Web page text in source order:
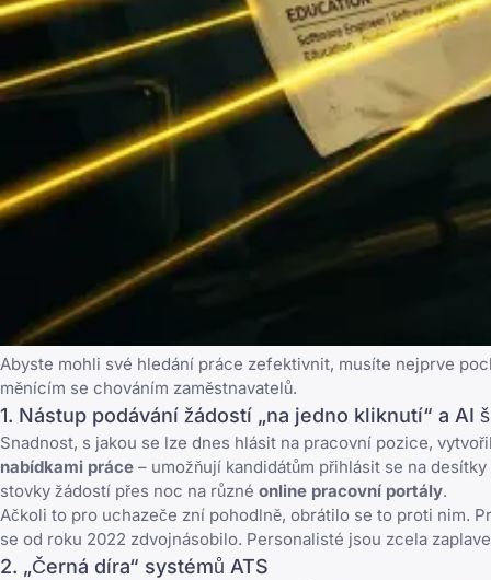
Abyste mohli své hledání práce zefektivnit, musíte nejprve
měnícím se chováním zaměstnavatelů.
1. Nástup podávání žádostí „na jedno kliknutí“ a AI
Snadnost, s jakou se lze dnes hlásit na pracovní pozice,
nabídkami práce – umožňují kandidátům přihlásit se na
stovky žádostí přes noc na různé online pracovní portály.
Ačkoli to pro uchazeče zní pohodlně, obrátilo se to proti nim.
se od roku 2022 zdvojnásobilo. Personalisté jsou zcela
2. „Černá díra“ systémů ATS